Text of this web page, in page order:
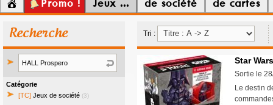
Promo ! Jeux ... de société de cartes
Recherche
Catégorie
[TC] Jeux de société (3)
Tri :
Star
Sortie le
Le destin